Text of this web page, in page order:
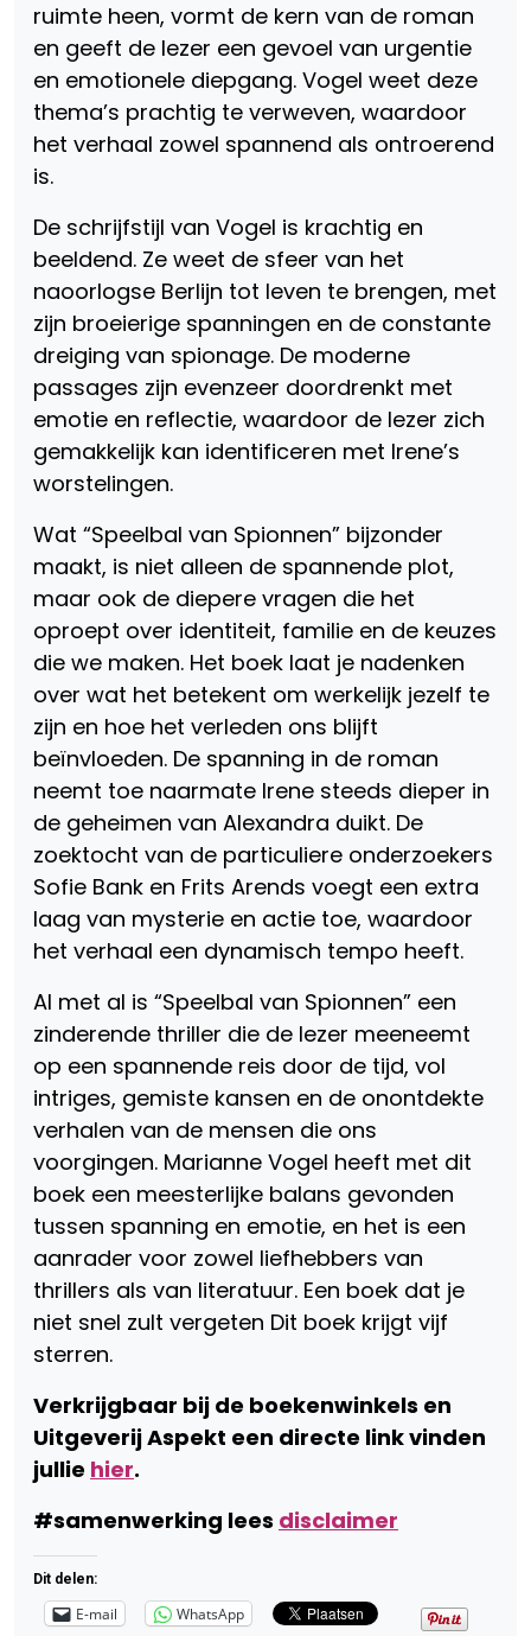
ruimte heen, vormt de kern van de roman
en geeft de lezer een gevoel van urgentie
en emotionele diepgang. Vogel weet deze
thema’s prachtig te verweven, waardoor
het verhaal zowel spannend als ontroerend
is.
De schrijfstijl van Vogel is krachtig en
beeldend. Ze weet de sfeer van het
naoorlogse Berlijn tot leven te brengen, met
zijn broeierige spanningen en de constante
dreiging van spionage. De moderne
passages zijn evenzeer doordrenkt met
emotie en reflectie, waardoor de lezer zich
gemakkelijk kan identificeren met Irene’s
worstelingen.
Wat “Speelbal van Spionnen” bijzonder
maakt, is niet alleen de spannende plot,
maar ook de diepere vragen die het
oproept over identiteit, familie en de keuzes
die we maken. Het boek laat je nadenken
over wat het betekent om werkelijk jezelf te
zijn en hoe het verleden ons blijft
beïnvloeden. De spanning in de roman
neemt toe naarmate Irene steeds dieper in
de geheimen van Alexandra duikt. De
zoektocht van de particuliere onderzoekers
Sofie Bank en Frits Arends voegt een extra
laag van mysterie en actie toe, waardoor
het verhaal een dynamisch tempo heeft.
Al met al is “Speelbal van Spionnen” een
zinderende thriller die de lezer meeneemt
op een spannende reis door de tijd, vol
intriges, gemiste kansen en de onontdekte
verhalen van de mensen die ons
voorgingen. Marianne Vogel heeft met dit
boek een meesterlijke balans gevonden
tussen spanning en emotie, en het is een
aanrader voor zowel liefhebbers van
thrillers als van literatuur. Een boek dat je
niet snel zult vergeten Dit boek krijgt vijf
sterren.
Verkrijgbaar bij de boekenwinkels en
Uitgeverij Aspekt een directe link vinden
jullie hier.
#samenwerking lees disclaimer
Dit delen:
E-mail WhatsApp